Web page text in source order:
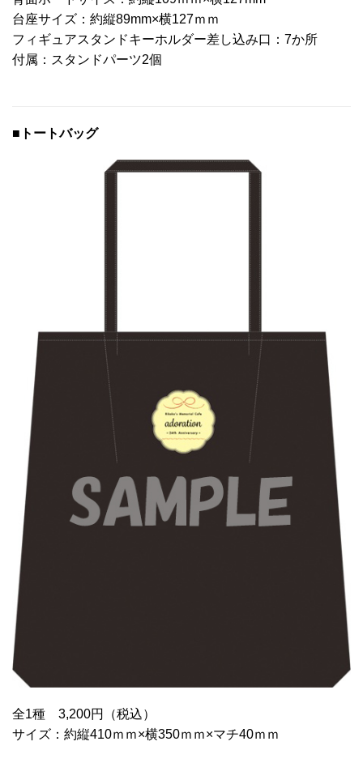
台座サイズ：約縦89mm×横127ｍｍ
フィギュアスタンドキーホルダー差し込み口：7か所
付属：スタンドパーツ2個
■トートバッグ
全1種 3,200円（税込）
サイズ：約縦410ｍｍ×横350ｍｍ×マチ40ｍｍ